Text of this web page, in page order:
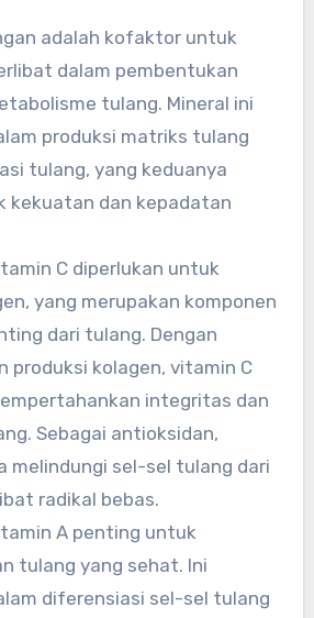
adalah kofaktor untuk
dalam pembentukan
tulang. Mineral ini
produksi matriks tulang
tulang, yang keduanya
kekuatan dan kepadatan
C diperlukan untuk
yang merupakan komponen
dari tulang. Dengan
produksi kolagen, vitamin C
integritas dan
Sebagai antioksidan,
melindungi sel-sel tulang dari
radikal bebas.
A penting untuk
tulang yang sehat. Ini
diferensiasi sel-sel tulang